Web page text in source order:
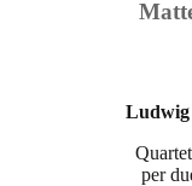
Ludwig
per